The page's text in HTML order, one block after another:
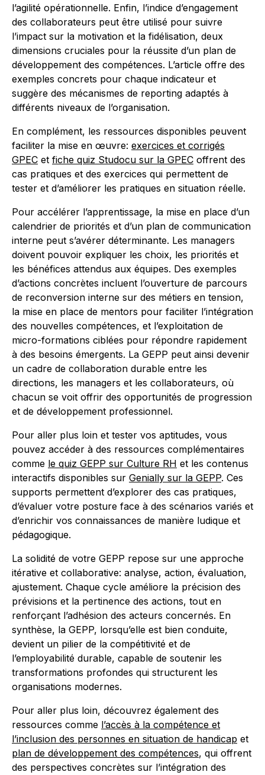
l’agilité opérationnelle. Enfin, l’indice d’engagement
des collaborateurs peut être utilisé pour suivre
l’impact sur la motivation et la fidélisation, deux
dimensions cruciales pour la réussite d’un plan de
développement des compétences. L’article offre des
exemples concrets pour chaque indicateur et
suggère des mécanismes de reporting adaptés à
différents niveaux de l’organisation.
En complément, les ressources disponibles peuvent
faciliter la mise en œuvre: exercices et corrigés
GPEC et fiche quiz Studocu sur la GPEC offrent des
cas pratiques et des exercices qui permettent de
tester et d’améliorer les pratiques en situation réelle.
Pour accélérer l’apprentissage, la mise en place d’un
calendrier de priorités et d’un plan de communication
interne peut s’avérer déterminante. Les managers
doivent pouvoir expliquer les choix, les priorités et
les bénéfices attendus aux équipes. Des exemples
d’actions concrètes incluent l’ouverture de parcours
de reconversion interne sur des métiers en tension,
la mise en place de mentors pour faciliter l’intégration
des nouvelles compétences, et l’exploitation de
micro-formations ciblées pour répondre rapidement
à des besoins émergents. La GEPP peut ainsi devenir
un cadre de collaboration durable entre les
directions, les managers et les collaborateurs, où
chacun se voit offrir des opportunités de progression
et de développement professionnel.
Pour aller plus loin et tester vos aptitudes, vous
pouvez accéder à des ressources complémentaires
comme le quiz GEPP sur Culture RH et les contenus
interactifs disponibles sur Genially sur la GEPP. Ces
supports permettent d’explorer des cas pratiques,
d’évaluer votre posture face à des scénarios variés et
d’enrichir vos connaissances de manière ludique et
pédagogique.
La solidité de votre GEPP repose sur une approche
itérative et collaborative: analyse, action, évaluation,
ajustement. Chaque cycle améliore la précision des
prévisions et la pertinence des actions, tout en
renforçant l’adhésion des acteurs concernés. En
synthèse, la GEPP, lorsqu’elle est bien conduite,
devient un pilier de la compétitivité et de
l’employabilité durable, capable de soutenir les
transformations profondes qui structurent les
organisations modernes.
Pour aller plus loin, découvrez également des
ressources comme l’accès à la compétence et
l’inclusion des personnes en situation de handicap et
plan de développement des compétences, qui offrent
des perspectives concrètes sur l’intégration des